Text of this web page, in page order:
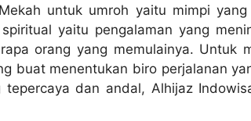
untuk umroh yaitu mimpi yang
yaitu pengalaman yang
orang yang memulainya. Untuk
buat menentukan biro perjalanan
dan andal, Alhijaz